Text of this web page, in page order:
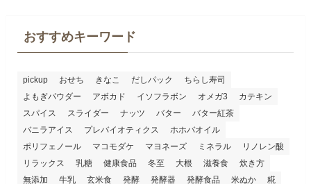
おすすめキーワード
pickup おせち きなこ だしパック
ちらし寿司
よもぎパウダー
アボカド イソフラボン オメガ3
カテキン
スパイス
スライダー ナッツ バター
バター紅茶
バニラアイス
プレバイオティクス
ホホバオイル
ポリフェノール
マコモダケ マヨネーズ ミネラル
リノレン酸
リラックス
乳糖 健康食品 冬至 大根 滋養食
炊き方
無添加
牛乳 玄米食 発酵 発酵器 発酵食品 米ぬか
糀